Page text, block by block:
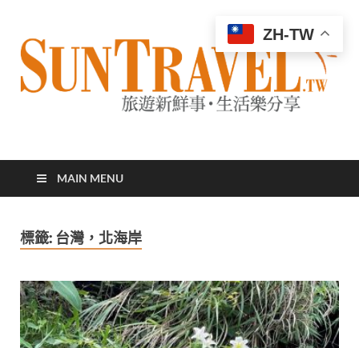
太陽網
MAIN MENU
標籤: 台灣，北海岸
ZH-TW